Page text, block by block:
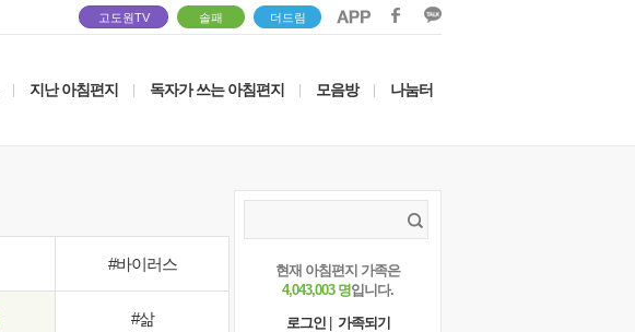
고도원TV 솔패 더드림
지난 아침편지 독자가 쓰는 아침편지 모음방 나눔터
#바이러스
#삶
현재 아침편지 가족은
4,043,003 명입니다.
로그인
가족되기